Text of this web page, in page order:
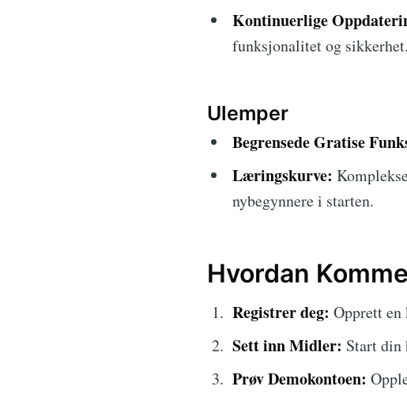
Kontinuerlige
funksjonalitet og sikkerhet.
Ulemper
Begrensede Gratise
Læringskurve:
nybegynnere i starten.
Hvordan
Registrer deg: Opprett en
Sett inn Midler: Start din
Prøv Demokontoen: